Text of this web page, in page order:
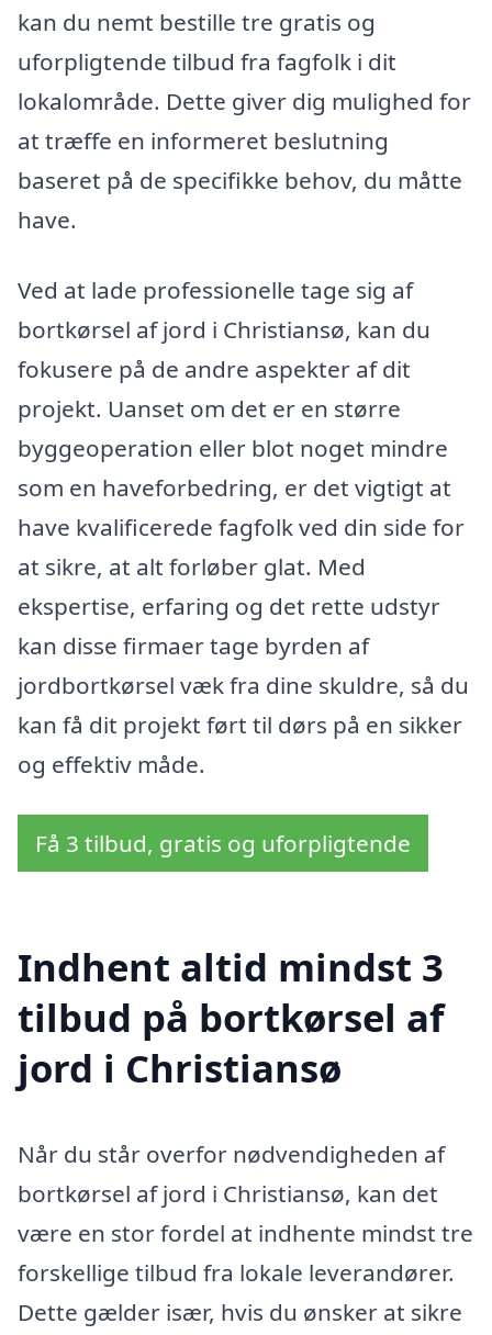
kan du nemt bestille tre gratis og
uforpligtende tilbud fra fagfolk i dit
lokalområde. Dette giver dig mulighed for
at træffe en informeret beslutning
baseret på de specifikke behov, du måtte
have.
Ved at lade professionelle tage sig af
bortkørsel af jord i Christiansø, kan du
fokusere på de andre aspekter af dit
projekt. Uanset om det er en større
byggeoperation eller blot noget mindre
som en haveforbedring, er det vigtigt at
have kvalificerede fagfolk ved din side for
at sikre, at alt forløber glat. Med
ekspertise, erfaring og det rette udstyr
kan disse firmaer tage byrden af
jordbortkørsel væk fra dine skuldre, så du
kan få dit projekt ført til dørs på en sikker
og effektiv måde.
Få 3 tilbud, gratis og uforpligtende
Indhent altid mindst 3
tilbud på bortkørsel af
jord i Christiansø
Når du står overfor nødvendigheden af
bortkørsel af jord i Christiansø, kan det
være en stor fordel at indhente mindst tre
forskellige tilbud fra lokale leverandører.
Dette gælder især, hvis du ønsker at sikre